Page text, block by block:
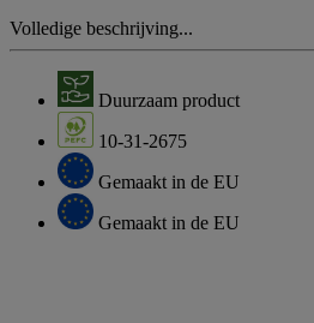
Volledige beschrijving...
Duurzaam product
10-31-2675
Gemaakt in de EU
Gemaakt in de EU